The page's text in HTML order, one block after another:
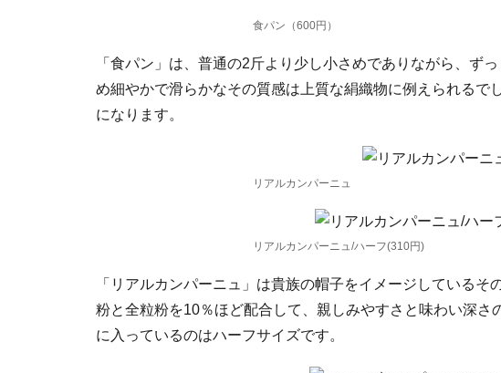
食パン（600円）
「食パン」は、普通の2斤より少し小さめでありながら、ず
め細やかで滑らかなその質感は上質な絹織物に例えられるで
になります。
リアルカンパーニュ
リアルカンパーニュ/ハーフ(310円)
「リアルカンパーニュ」は貴族の帽子をイメージしている
粉と全粒粉を10％ほど配合して、親しみやすさと味わい深さ
に入っているのはハーフサイズです。